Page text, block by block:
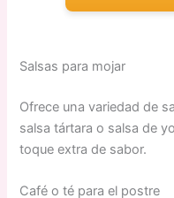
Salsas para mojar
Ofrece una variedad de
salsa tártara o salsa de
toque extra de sabor.
Café o té para el postre